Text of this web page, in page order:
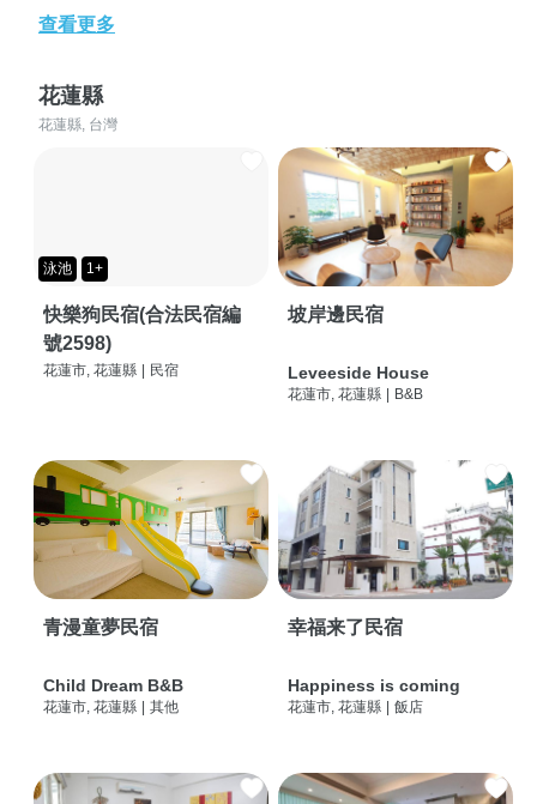
查看更多
花蓮縣
花蓮縣, 台灣
泳池 1+
快樂狗民宿(合法民宿編
號2598)
花蓮市, 花蓮縣 民宿
坡岸邊民宿
Leveeside House
花蓮市, 花蓮縣 B&B
青漫童夢民宿
Child Dream B&B
花蓮市, 花蓮縣 其他
幸福来了民宿
Happiness is coming
花蓮市, 花蓮縣 飯店